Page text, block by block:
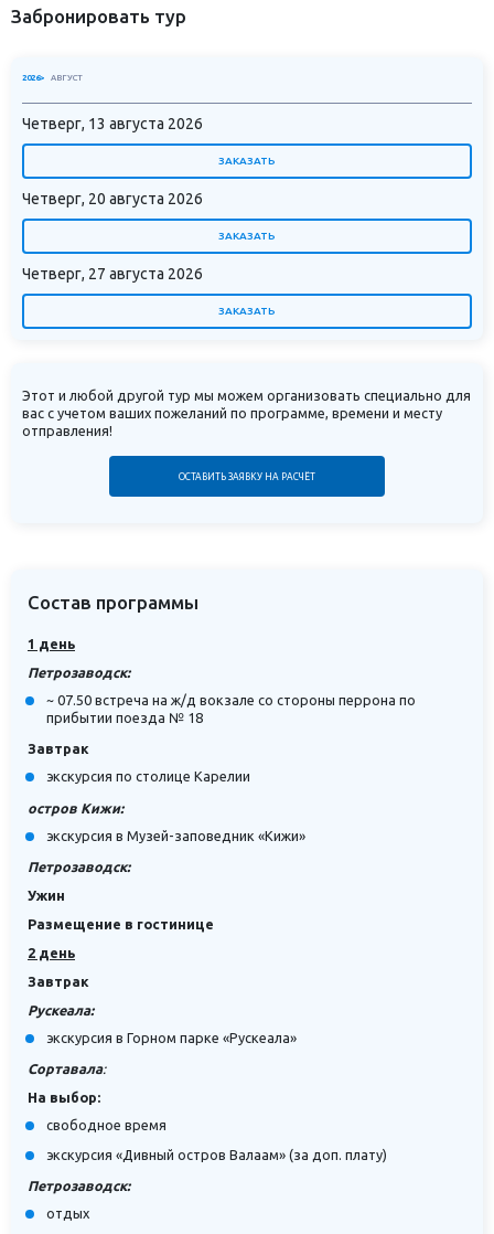
Посетите Соловецкий монастырь, прогуляетесь к мысу Лабиринтов и
Забронировать тур
2026> АВГУСТ
Четверг, 13 августа 2026
ЗАКАЗАТЬ
Четверг, 20 августа 2026
ЗАКАЗАТЬ
Четверг, 27 августа 2026
ЗАКАЗАТЬ
Этот и любой другой тур мы можем организовать специально для
вас с учетом ваших пожеланий по программе, времени и месту
отправления!
ОСТАВИТЬ ЗАЯВКУ НА РАСЧЁТ
Состав программы
1 день
Петрозаводск:
~ 07.50 встреча на ж/д вокзале со стороны перрона по
прибытии поезда № 18
Завтрак
экскурсия по столице Карелии
остров Кижи:
экскурсия в Музей-заповедник «Кижи»
Петрозаводск:
Ужин
Размещение в гостинице
2 день
Завтрак
Рускеала:
экскурсия в Горном парке «Рускеала»
Сортавала:
На выбор:
свободное время
экскурсия «Дивный остров Валаам» (за доп. плату)
Петрозаводск:
отдых